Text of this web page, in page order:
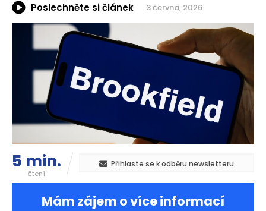
Poslechněte si článek 3 června, 2026
5 min.
čtení
Přihlaste se k odběru newsletteru
Mám zájem o více informací